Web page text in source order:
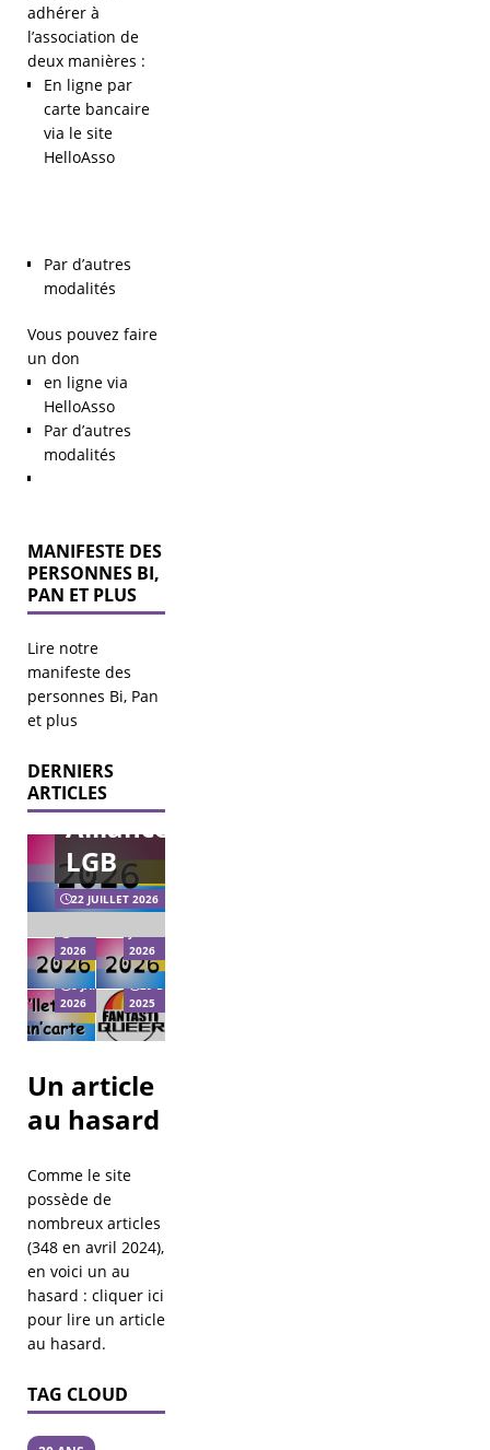
adhérer à
l’association de
deux manières :
En ligne par
carte bancaire
via le site
HelloAsso
Par d’autres
modalités
Vous pouvez faire
un don
en ligne via
HelloAsso
Par d’autres
modalités
MANIFESTE DES
PERSONNES BI,
PAN ET PLUS
Lire notre
manifeste des
personnes Bi, Pan
et plus
DERNIERS
ARTICLES
Mise au
point
sur
Alliance
LGB
22 JUILLET 2026
Élections
municipales
LGBT+ à
l’échelle
municipale.
2026
Vœux
2026
21
2026
Bi’llet +
Pan’Carte
2026
8 JANVIER
2026
Bi’Cause
reçoit
Fantastiqueer
2025
Un article
au hasard
Comme le site
possède de
nombreux articles
(348 en avril 2024),
en voici un au
hasard : cliquer ici
pour lire un article
au hasard.
TAG CLOUD